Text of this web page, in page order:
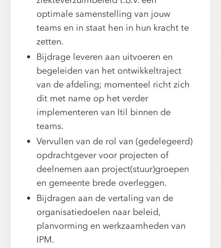
optimale samenstelling van jouw
teams en in staat hen in hun kracht te
zetten.
Bijdrage leveren aan uitvoeren en
begeleiden van het ontwikkeltraject
van de afdeling; momenteel richt zich
dit met name op het verder
implementeren van Itil binnen de
teams.
Vervullen van de rol van (gedelegeerd)
opdrachtgever voor projecten of
deelnemen aan project(stuur)groepen
en gemeente brede overleggen.
Bijdragen aan de vertaling van de
organisatiedoelen naar beleid,
planvorming en werkzaamheden van
IPM.